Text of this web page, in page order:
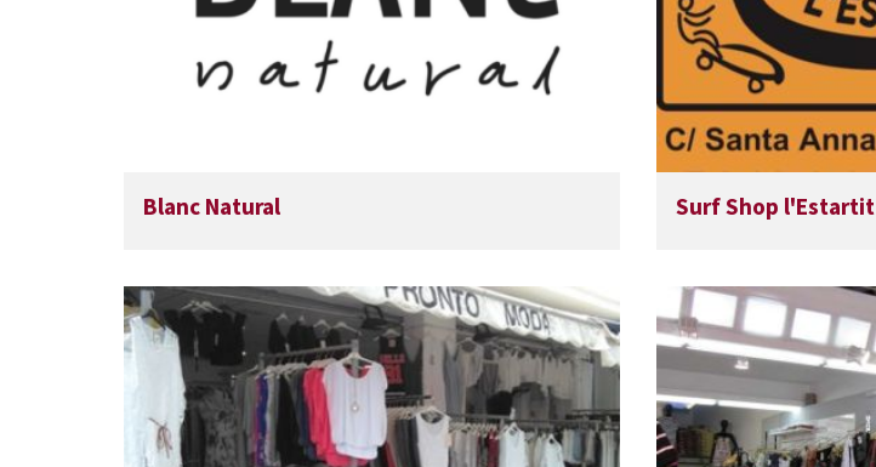
Blanc Natural Surf Shop l'Estartit